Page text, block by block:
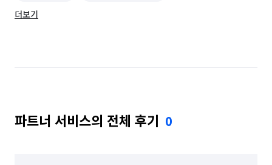
경기 용인시 수지구
경기 화성시 만세구 경기 화성시 병점구
더보기
파트너 서비스의 전체 후기 0